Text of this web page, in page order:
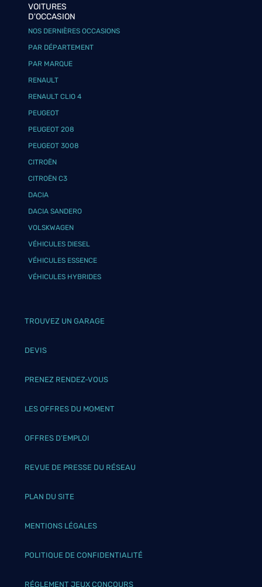
VOITURES
D'OCCASION
NOS DERNIÈRES OCCASIONS
PAR DÉPARTEMENT
PAR MARQUE
RENAULT
RENAULT CLIO 4
PEUGEOT
PEUGEOT 208
PEUGEOT 3008
CITROËN
CITROËN C3
DACIA
DACIA SANDERO
VOLSKWAGEN
VÉHICULES DIESEL
VÉHICULES ESSENCE
VÉHICULES HYBRIDES
TROUVEZ UN GARAGE
DEVIS
PRENEZ RENDEZ-VOUS
LES OFFRES DU MOMENT
OFFRES D’EMPLOI
REVUE DE PRESSE DU RÉSEAU
PLAN DU SITE
MENTIONS LÉGALES
POLITIQUE DE CONFIDENTIALITÉ
RÉGLEMENT JEUX CONCOURS